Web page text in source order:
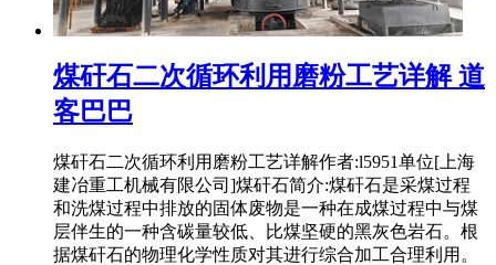
煤矸石二次循环利用磨粉工艺详解 道
客巴巴
煤矸石二次循环利用磨粉工艺详解作者:l5951单位[上海
建冶重工机械有限公司]煤矸石简介:煤矸石是采煤过程
和洗煤过程中排放的固体废物是一种在成煤过程中与煤
层伴生的一种含碳量较低、比煤坚硬的黑灰色岩石。根
据煤矸石的物理化学性质对其进行综合加工合理利用。